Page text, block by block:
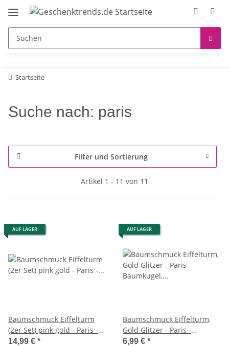
Startseite
Suche nach: paris
Filter und Sortierung
Artikel 1 - 11 von 11
AUF LAGER
Baumschmuck Eiffelturm
(2er Set) pink gold - Paris -
Baumkugel,
14,99 € *
AUF LAGER
Baumschmuck Eiffelturm,
Gold Glitzer - Paris -
Baumkugel,
6,99 € *